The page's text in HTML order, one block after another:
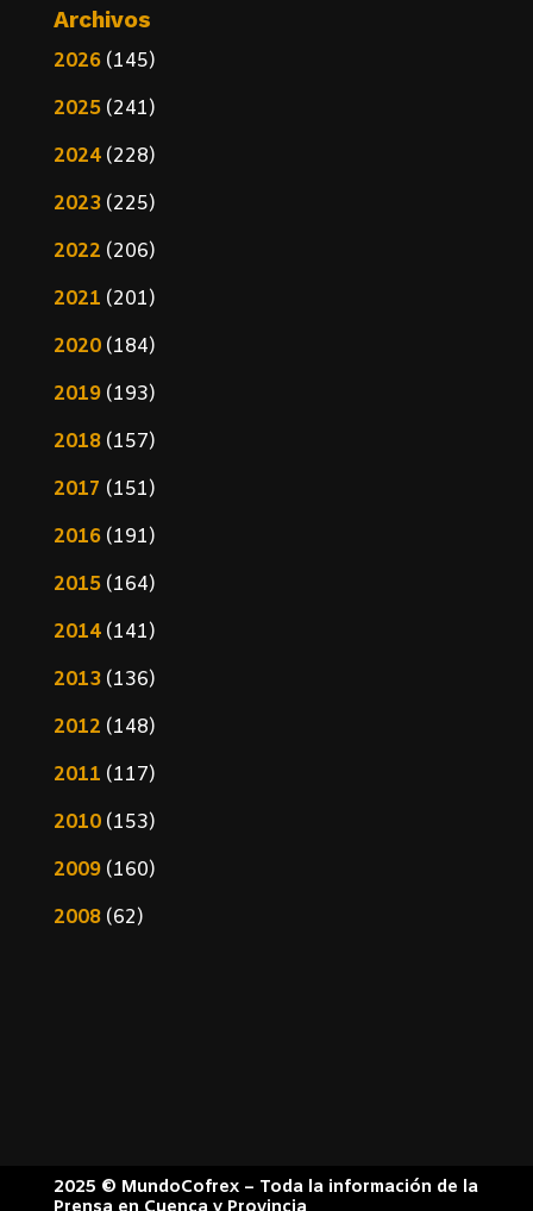
Archivos
2026(145)
2025(241)
2024(228)
2023(225)
2022 (206)
2021 (201)
2020(184)
2019(193)
2018(157)
2017 (151)
2016(191)
2015(164)
2014(141)
2013(136)
2012 (148)
2011 (117)
2010(153)
2009(160)
2008(62)
2025 © MundoCofrex – Toda la información de la